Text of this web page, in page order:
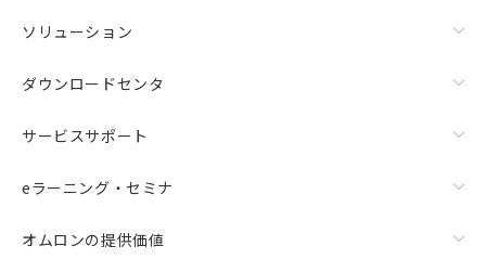
ソリューション
ダウンロードセンタ
サービスサポート
eラーニング・セミナ
オムロンの提供価値